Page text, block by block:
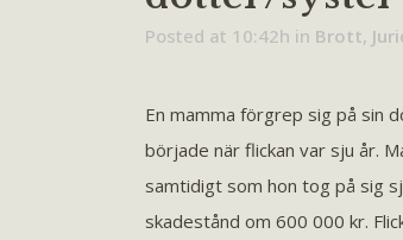
Posted at 10:42h in Brott,
En mamma förgrep sig på sin
började när flickan var sju år.
samtidigt som hon tog på sig
skadestånd om 600 000 kr.